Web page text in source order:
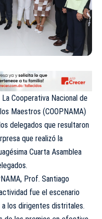
La Cooperativa Nacional de
Maestros (COOPNAMA)
delegados que resultaron
que realizó la
Cuarta Asamblea
Prof. Santiago
fue el escenario
los dirigentes distritales.